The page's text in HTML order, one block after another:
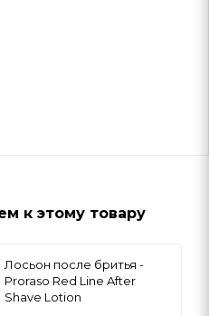
к этому товару
Лосьон после бритья -
Proraso Red Line After
Shave Lotion